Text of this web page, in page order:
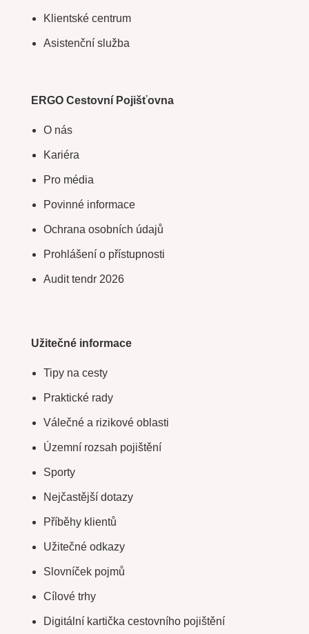
Klientské centrum
Asistenční služba
ERGO Cestovní Pojišťovna
O nás
Kariéra
Pro média
Povinné informace
Ochrana osobních údajů
Prohlášení o přístupnosti
Audit tendr 2026
Užitečné informace
Tipy na cesty
Praktické rady
Válečné a rizikové oblasti
Územní rozsah pojištění
Sporty
Nejčastější dotazy
Příběhy klientů
Užitečné odkazy
Slovníček pojmů
Cílové trhy
Digitální kartička cestovního pojištění